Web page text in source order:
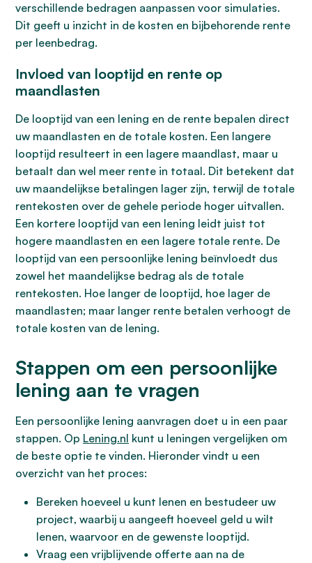
verschillende bedragen aanpassen voor simulaties.
Dit geeft u inzicht in de kosten en bijbehorende rente
per leenbedrag.
Invloed van looptijd en rente op
maandlasten
De looptijd van een lening en de rente bepalen direct
uw maandlasten en de totale kosten. Een langere
looptijd resulteert in een lagere maandlast, maar u
betaalt dan wel meer rente in totaal. Dit betekent dat
uw maandelijkse betalingen lager zijn, terwijl de totale
rentekosten over de gehele periode hoger uitvallen.
Een kortere looptijd van een lening leidt juist tot
hogere maandlasten en een lagere totale rente. De
looptijd van een persoonlijke lening beïnvloedt dus
zowel het maandelijkse bedrag als de totale
rentekosten. Hoe langer de looptijd, hoe lager de
maandlasten; maar langer rente betalen verhoogt de
totale kosten van de lening.
Stappen om een persoonlijke
lening aan te vragen
Een persoonlijke lening aanvragen doet u in een paar
stappen. Op Lening.nl kunt u leningen vergelijken om
de beste optie te vinden. Hieronder vindt u een
overzicht van het proces:
Bereken hoeveel u kunt lenen en bestudeer uw
project, waarbij u aangeeft hoeveel geld u wilt
lenen, waarvoor en de gewenste looptijd.
Vraag een vrijblijvende offerte aan na de